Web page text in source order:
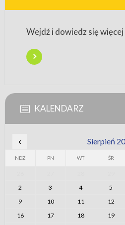
Wejdź i dowiedz się
KALENDARZ
‹ Sierpień
NDZ PN WT ŚR
2
3 4 5
9
10 11 12
16
17 18 19